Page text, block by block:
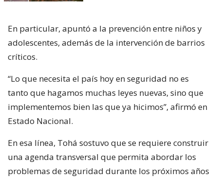
En particular, apuntó a la prevención entre niños y
adolescentes, además de la intervención de barrios
críticos.
“Lo que necesita el país hoy en seguridad no es
tanto que hagamos muchas leyes nuevas, sino que
implementemos bien las que ya hicimos”, afirmó en
Estado Nacional.
En esa línea, Tohá sostuvo que se requiere construir
una agenda transversal que permita abordar los
problemas de seguridad durante los próximos años